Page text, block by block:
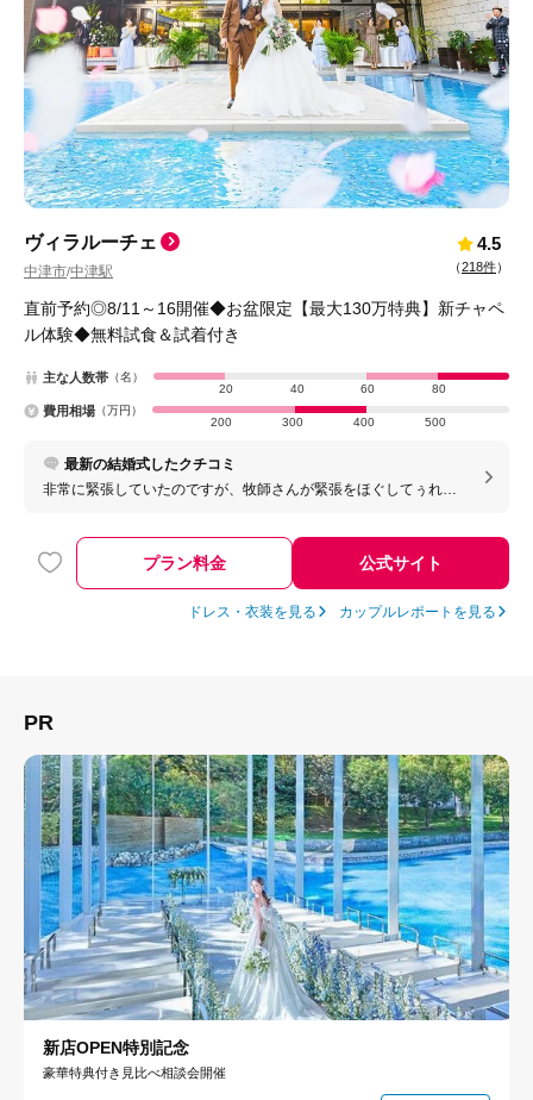
ヴィラルーチェ
中津市/中津駅
4.5
（218件）
直前予約◎8/11～16開催◆お盆限定【最大130万特典】新チャペ
ル体験◆無料試食＆試着付き
主な人数帯 （名）
20
40 60 80
費用相場 （万円）
200
300 400 500
最新の結婚式したクチコミ
非常に緊張していたのですが、牧師さんが緊張をほぐしてぅれま
プラン料金 公式サイト
ドレス・衣装を見る カップルレポートを見る
PR
新店OPEN特別記念
豪華特典付き見比べ相談会開催